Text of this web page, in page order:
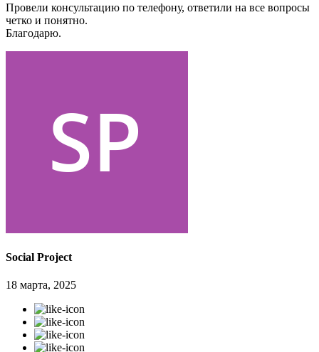
Провели консультацию по телефону, ответили на все вопросы
четко и понятно.
Благодарю.
Social Project
18 марта, 2025